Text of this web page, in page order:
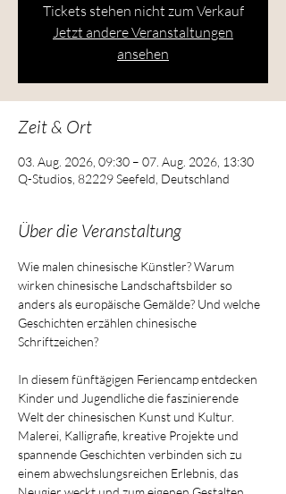
Tickets stehen nicht zum Verkauf
Jetzt andere Veranstaltungen
ansehen
Zeit & Ort
03. Aug. 2026, 09:30 – 07. Aug. 2026, 13:30
Q-Studios, 82229 Seefeld, Deutschland
Über die Veranstaltung
Wie malen chinesische Künstler? Warum
wirken chinesische Landschaftsbilder so
anders als europäische Gemälde? Und welche
Geschichten erzählen chinesische
Schriftzeichen?
In diesem fünftägigen Feriencamp entdecken
Kinder und Jugendliche die faszinierende
Welt der chinesischen Kunst und Kultur.
Malerei, Kalligrafie, kreative Projekte und
spannende Geschichten verbinden sich zu
einem abwechslungsreichen Erlebnis, das